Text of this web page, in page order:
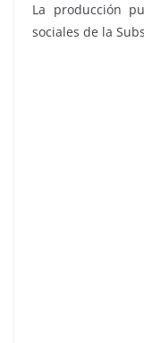
La producción
sociales de la